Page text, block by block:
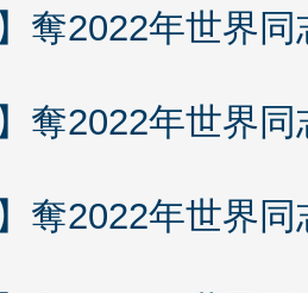
奪2022年世界
奪2022年世界
奪2022年世界